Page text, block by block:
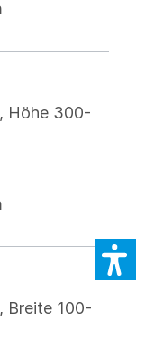
Höhe 300-
Breite 100-